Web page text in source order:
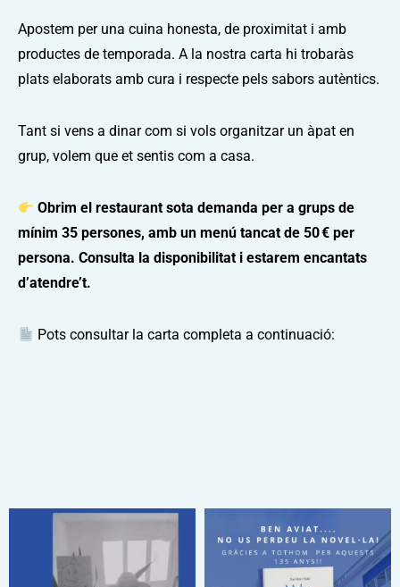
Apostem per una cuina honesta, de proximitat i amb
productes de temporada. A la nostra carta hi trobaràs
plats elaborats amb cura i respecte pels sabors autèntics.
Tant si vens a dinar com si vols organitzar un àpat en
grup, volem que et sentis com a casa.
Obrim el restaurant sota demanda per a grups de
mínim 35 persones, amb un menú tancat de 50 € per
persona. Consulta la disponibilitat i estarem encantats
d’atendre’t.
Pots consultar la carta completa a continuació: